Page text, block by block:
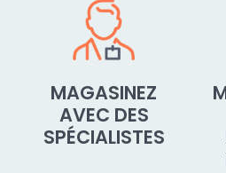
MAGASINEZ
AVEC DES
SPÉCIALISTES